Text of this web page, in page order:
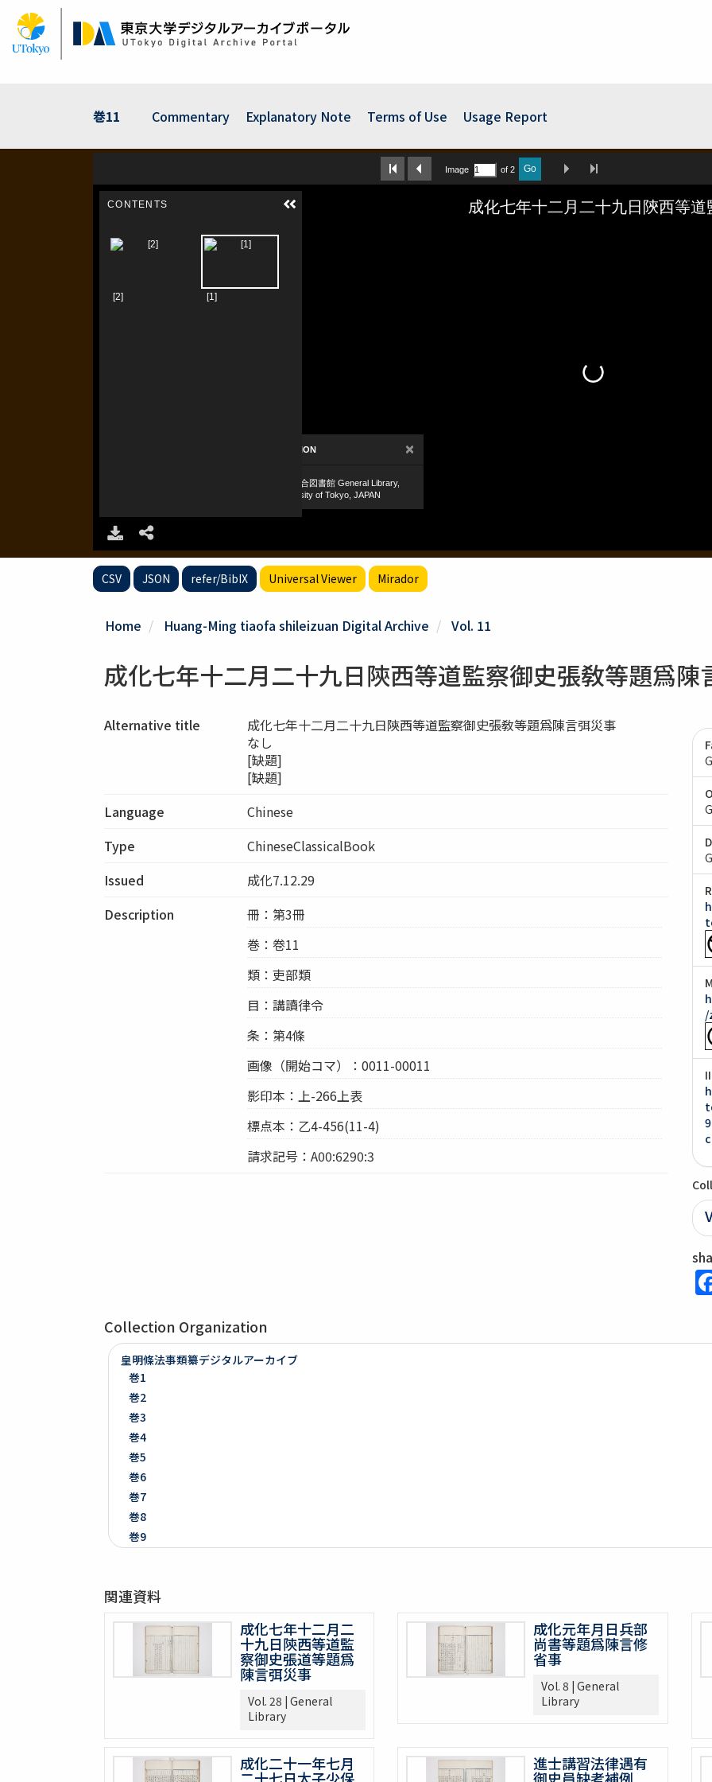
Skip
main
content
巻11 Commentary Explanatory Note Terms of Use Usage Report
CSV JSON refer/BibIX Universal Viewer Mirador
Home Huang-Ming tiaofa shileizuan Digital Archive Vol. 11
成化七年十二月二十九日陝西等道監察御史張敎等題爲陳
Alternative title
成化七年十二月二十九日陝西等道監察御史張敎等題爲陳言弭災事
なし
[缺題]
[缺題]
Language
Chinese
Type
ChineseClassicalBook
Issued
成化7.12.29
Description
冊：第3冊
巻：卷11
類：吏部類
目：講讀律令
条：第4條
画像（開始コマ）：0011-00011
影印本：上-266上表
標点本：乙4-456(11-4)
請求記号：A00:6290:3
/
Collection Organization
皇明條法事類纂デジタルアーカイブ
巻1
巻2
巻3
巻4
巻5
巻6
巻7
巻8
巻9
巻12
巻13
巻14
巻16
巻19
巻20
巻21
関連資料
成化七年十二月二
十九日陝西等道監
察御史張道等題爲
陳言弭災事
Vol. 28 | General
Library
成化元年月日兵部
尚書等題爲陳言修
省事
Vol. 8 | General
Library
成化二十一年七月 進士講習法律遇有